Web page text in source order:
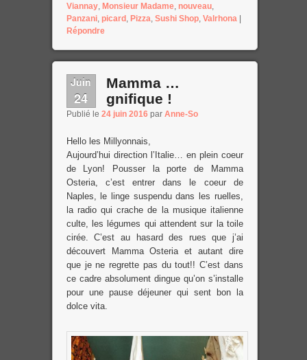
Viannay, Monsieur Madame, nouveau,
Panzani, picard , Pizza, Sushi Shop, Valrhona
Répondre
Juin
24
Mamma …
gnifique !
Publié le 24 juin 2016 par Anne-So
Hello les Millyonnais,
Aujourd’hui direction l’Italie… en plein coeur
de Lyon! Pousser la porte de Mamma
Osteria, c’est entrer dans le coeur de
Naples, le linge suspendu dans les ruelles,
la radio qui crache de la musique italienne
culte, les légumes qui attendent sur la toile
cirée. C’est au hasard des rues que j’ai
découvert Mamma Osteria et autant dire
que je ne regrette pas du tout!! C’est dans
ce cadre absolument dingue qu’on s’installe
pour une pause déjeuner qui sent bon la
dolce vita.